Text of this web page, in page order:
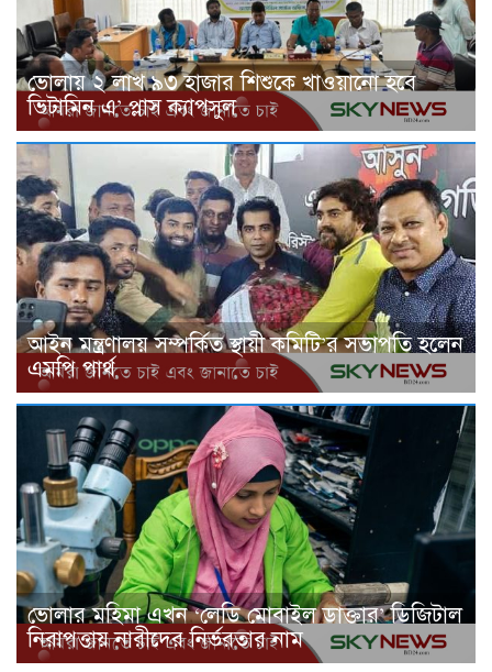
ভোলায় ২ লাখ ৯৩ হাজার শিশুকে খাওয়ানো হবে
ভিটামিন এ’ প্লাস ক্যাপসুল
আইন মন্ত্রণালয় সম্পর্কিত স্থায়ী কমিটি’র সভাপতি হলেন
এমপি পার্থ
ভোলার মহিমা এখন ‘লেডি মোবাইল ডাক্তার’ ডিজিটাল
নিরাপত্তায় নারীদের নির্ভরতার নাম